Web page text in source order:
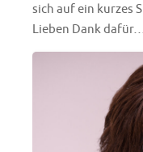
sich auf ein kurzes
Lieben Dank